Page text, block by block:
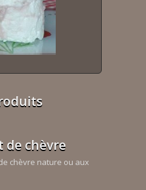
de chèvre
chèvre nature ou aux